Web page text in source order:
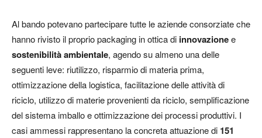
Al bando potevano partecipare tutte le aziende consorziate che
hanno rivisto il proprio packaging in ottica di innovazionee
sostenibilità ambientale, agendo su almeno una delle
seguenti leve: riutilizzo, risparmio di materia prima,
ottimizzazione della logistica, facilitazione delle attività di
riciclo, utilizzo di materie provenienti da riciclo, semplificazione
del sistema imballo e ottimizzazione dei processi produttivi. I
casi ammessi rappresentano la concreta attuazione di 151